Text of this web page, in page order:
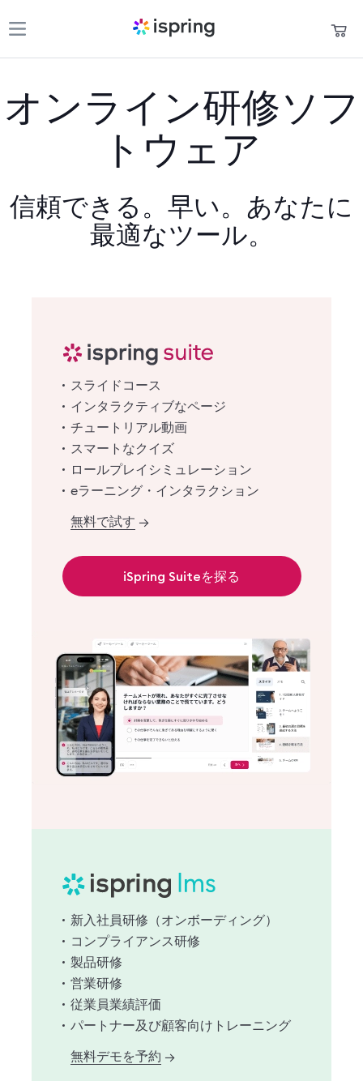
パートナー
サポート
お役立ち資料
マイアカウント
オンライン研修ソフ
トウェア
信頼できる。早い。あなたに
最適なツール。
スライドコース
インタラクティブなページ
チュートリアル動画
スマートなクイズ
ロールプレイシミュレーション
eラーニング・インタラクション
無料で試す →
iSpring Suiteを探る
新入社員研修（オンボーディング）
コンプライアンス研修
製品研修
営業研修
従業員業績評価
パートナー及び顧客向けトレーニング
無料デモを予約 →